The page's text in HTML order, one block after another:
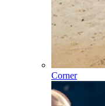
Corner